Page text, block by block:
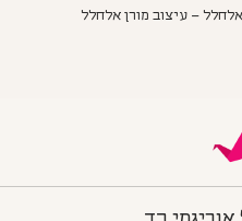
– עיצוב מורן אלחלל